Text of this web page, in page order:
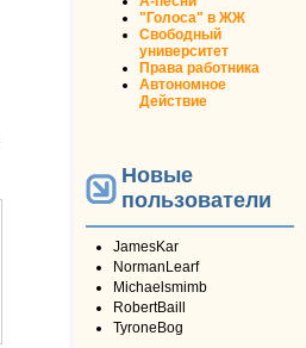
"Голоса" в ЖЖ
Свободный
университет
Права работника
Автономное
Действие
Новые
пользователи
JamesKar
NormanLearf
Michaelsmimb
RobertBaill
TyroneBog